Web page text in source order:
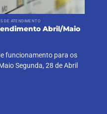
DE ATENDIMENTO
Abril/Maio
funcionamento para os
Segunda, 28 de Abril